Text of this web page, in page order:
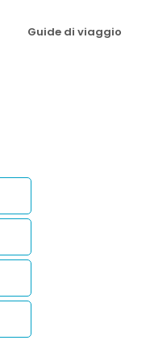
Guide di viaggio